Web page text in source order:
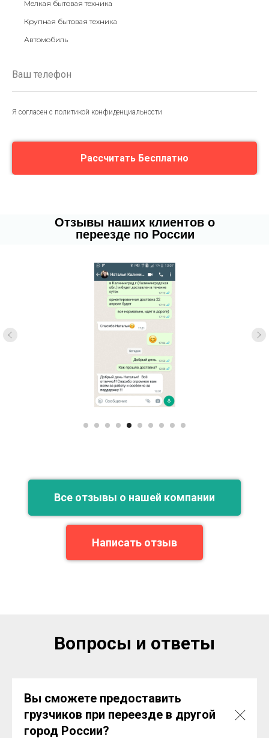
Мелкая бытовая техника
Крупная бытовая техника
Автомобиль
Я согласен с политикой конфиденциальности
Рассчитать Бесплатно
Отзывы наших клиентов о
переезде по России
Все отзывы о нашей компании
Написать отзыв
Вопросы и ответы
Вы сможете предоставить
грузчиков при переезде в другой
город России?